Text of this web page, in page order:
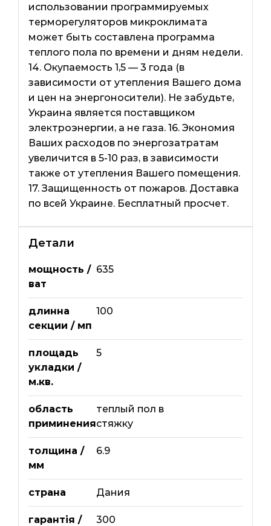
использовании программируемых
терморегуляторов микроклимата
может быть составлена ​​программа
теплого пола по времени и дням недели.
14. Окупаемость 1,5 — 3 года (в
зависимости от утепления Вашего дома
и цен на энергоносители). Не забудьте,
Украина является поставщиком
электроэнергии, а не газа. 16. Экономия
Ваших расходов по энергозатратам
увеличится в 5-10 раз, в зависимости
также от утепления Вашего помещения.
17. Защищенность от пожаров. Доставка
по всей Украине. Бесплатный просчет.
Детали
мощность /
ват
635
длинна
секции / мп
100
площадь
укладки /
м.кв.
5
область
приминения
теплый пол в
стяжку
толщина /
мм
6.9
страна Дания
гарантія /
300